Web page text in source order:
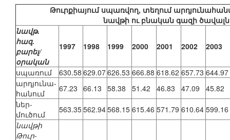
Թուրքիայում սպառվող, տեղում
նավթի ու բնական գազի
նավթ.
հազ.
բարել/
օրական
1997 1998 1999 2000 2001 2002 2003
սպառում 630.58 629.07626.53 666.88 618.62 657.73 644.97
արդյունա-
հանում
67.23 66.13 58.38 51.42 46.83 47.09
45.82
ներ-
մուծում
563.35562.94568.15 615.46 571.79 610.64 599.16
նավթի
Թուր-